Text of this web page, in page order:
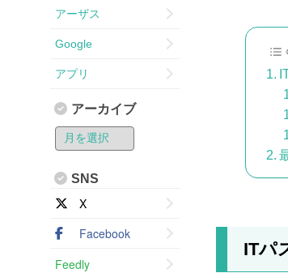
ITパ
アーザス
Google
アプリ
アーカイブ
SNS
X
Facebook
Feedly